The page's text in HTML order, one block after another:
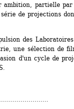
ambition, partielle
de projections
des
une sélection de
d'un cycle de